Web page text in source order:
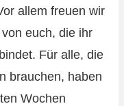
allem freuen wir
euch, die ihr
Für alle, die
brauchen, haben
Wochen